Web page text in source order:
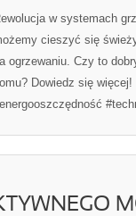
w systemach
cieszyć się
ogrzewaniu. Czy to
Dowiedz się więcej!